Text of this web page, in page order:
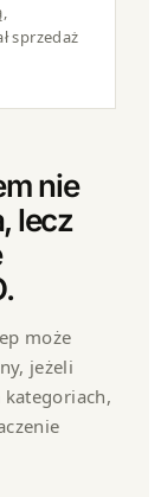
sprzedaż
nie
lecz
może
jeżeli